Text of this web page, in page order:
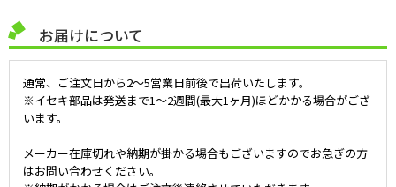
お届けについて
通常、ご注文日から2～5営業日前後で出荷いたします。
※イセキ部品は発送まで1～2週間(最大1ヶ月)ほどかかる場合がござ
います。
メーカー在庫切れや納期が掛かる場合もございますのでお急ぎの方
はお問い合わせください。